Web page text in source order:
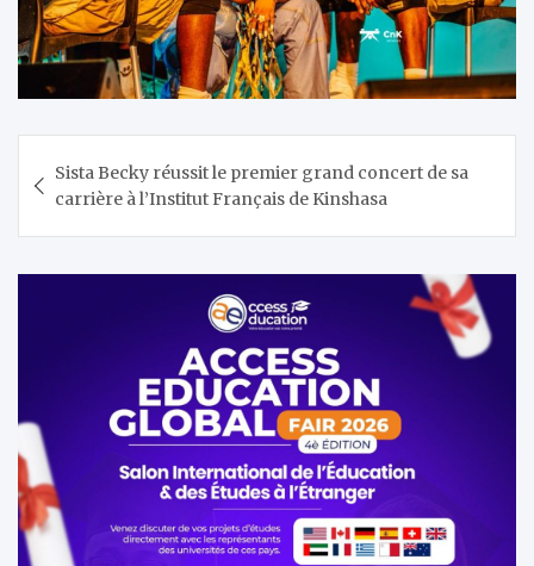
de
l’article
Sista Becky réussit le premier grand concert de sa
carrière à l’Institut Français de Kinshasa